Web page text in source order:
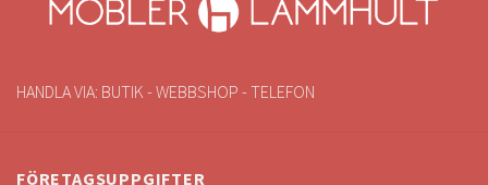
HANDLA VIA: BUTIK - WEBBSHOP - TELEFON
FÖRETAGSUPPGIFTER